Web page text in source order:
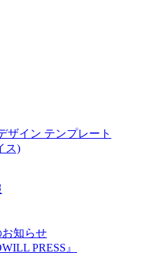
ザイン テンプレート
ス)
知らせ
PRESS』